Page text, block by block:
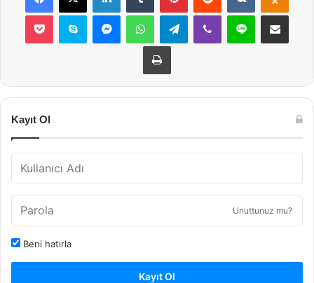
Pocket Skype MessengerWhatsAppTelegramViber Line E-Posta ile
Yazdır
Kayıt Ol
Unuttunuz mu?
Beni hatırla
Kayıt Ol